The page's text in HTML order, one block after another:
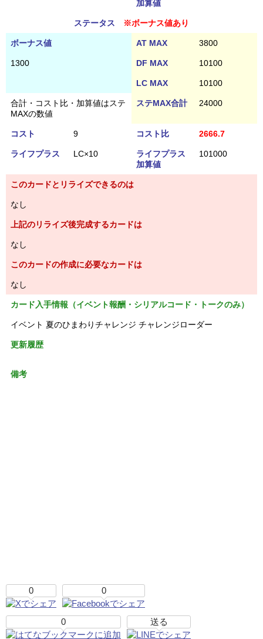
加算値
ステータス ※ボーナス値あり
ボーナス値 AT MAX 3800
1300 DF MAX 10100
LC MAX 10100
合計・コスト比・加算値はステ
MAXの数値
ステMAX合計 24000
コスト 9 コスト比 2666.7
ライフプラス LC×10
ライフプラス
加算値
101000
このカードとリライズできるのは
なし
上記のリライズ後完成するカードは
なし
このカードの作成に必要なカードは
なし
カード入手情報（イベント報酬・シリアルコード・トークのみ）
イベント 夏のひまわりチャレンジ チャレンジローダー
更新履歴
備考
0 0
0 送る